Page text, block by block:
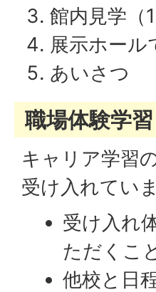
館内見学（
展示ホール
あいさつ
職場体験学習
キャリア学習
受け入れていま
受け入れ
ただくこ
他校と日